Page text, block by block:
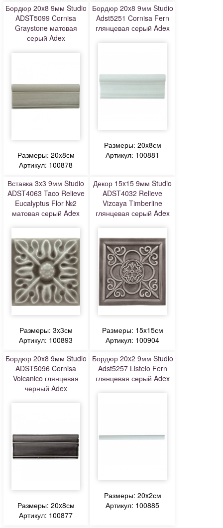
Бордюр 20x8 9мм Studio
ADST5099 Cornisa
Graystone матовая
серый Adex
Размеры: 20x8см
Артикул: 100878
Бордюр 20x8 9мм Studio
Adst5251 Cornisa Fern
глянцевая серый Adex
Размеры: 20x8см
Артикул: 100881
Вставка 3x3 9мм Studio
ADST4063 Taco Relieve
Eucalyptus Flor №2
матовая серый Adex
Размеры: 3x3см
Артикул: 100893
Декор 15x15 9мм Studio
ADST4032 Relieve
Vizcaya Timberline
глянцевая серый Adex
Размеры: 15x15см
Артикул: 100904
Бордюр 20x8 9мм Studio
ADST5096 Cornisa
Volcanico глянцевая
черный Adex
Размеры: 20x8см
Артикул: 100877
Бордюр 20x2 9мм Studio
Adst5257 Listelo Fern
глянцевая серый Adex
Размеры: 20x2см
Артикул: 100885